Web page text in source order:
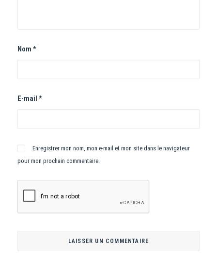
Nom *
E-mail *
Enregistrer mon nom, mon e-mail et mon site dans le navigateur
pour mon prochain commentaire.